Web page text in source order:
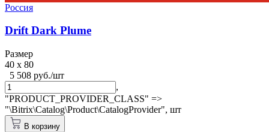
Россия
Drift Dark Plume
Размер
40 x 80
5 508 руб./шт
,
"PRODUCT_PROVIDER_CLASS" =>
"\Bitrix\Catalog\Product\CatalogProvider", шт
В корзину